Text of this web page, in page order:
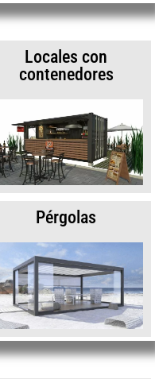
Locales con
contenedores
Pérgolas